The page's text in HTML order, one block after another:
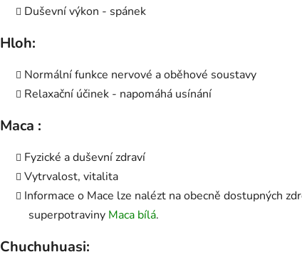
Duševní výkon - spánek
Hloh:
Normální funkce nervové a oběhové soustavy
Relaxační účinek - napomáhá usínání
Maca :
Fyzické a duševní zdraví
Vytrvalost, vitalita
Informace o Mace lze nalézt na obecně dostupných
superpotraviny Maca bílá.
Chuchuhuasi: